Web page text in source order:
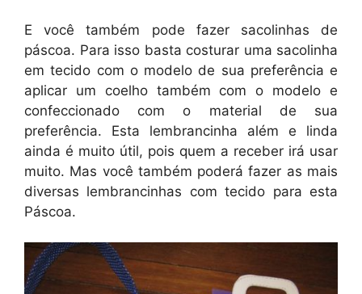
E você também pode fazer sacolinhas de
páscoa. Para isso basta costurar uma sacolinha
em tecido com o modelo de sua preferência e
aplicar um coelho também com o modelo e
confeccionado com o material de sua
preferência. Esta lembrancinha além e linda
ainda é muito útil, pois quem a receber irá usar
muito. Mas você também poderá fazer as mais
diversas lembrancinhas com tecido para esta
Páscoa.